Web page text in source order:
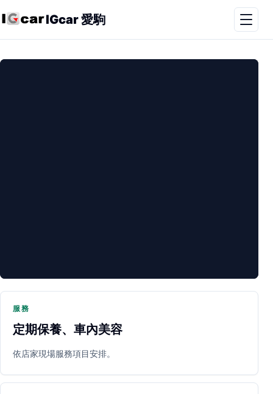
IGcar 愛駒
PARTNER SHOP
服務
定期保養、車內美容
依店家現場服務項目安排。